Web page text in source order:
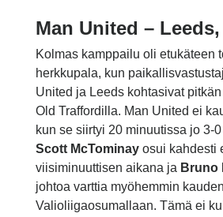
Man United – Leeds,
Kolmas kamppailu oli etukäteen
herkkupala, kun
United ja Leeds kohtasivat
Old Traffordilla. Man United ei
kun se siirtyi 20 minuutissa jo 3-
Scott McTominayosui kahdesti
viisiminuuttisen aikana ja Bruno
johtoa varttia myöhemmin
Valioliigaosumallaan. Tämä ei